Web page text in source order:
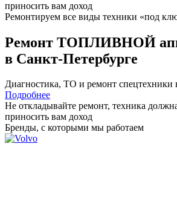
приносить вам доход
Ремонтируем все виды техники «под
Ремонт ТОПЛИВНОЙ
в Санкт-Петербурге
Диагностика, ТО и ремонт спецтехники
Подробнее
Не откладывайте ремонт, техника
приносить вам доход
Бренды, с которыми мы работаем